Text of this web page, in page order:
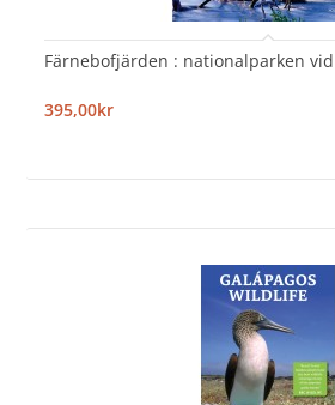
Färnebofjärden : nationalparken
395,00kr